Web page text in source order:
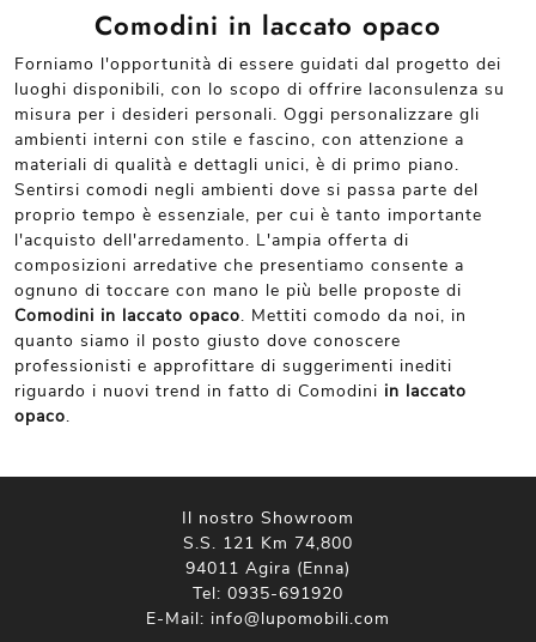
Comodini in laccato opaco
Forniamo l'opportunità di essere guidati dal progetto dei
luoghi disponibili, con lo scopo di offrire laconsulenza su
misura per i desideri personali. Oggi personalizzare gli
ambienti interni con stile e fascino, con attenzione a
materiali di qualità e dettagli unici, è di primo piano.
Sentirsi comodi negli ambienti dove si passa parte del
proprio tempo è essenziale, per cui è tanto importante
l'acquisto dell'arredamento. L'ampia offerta di
composizioni arredative che presentiamo consente a
ognuno di toccare con mano le più belle proposte di
Comodini in laccato opaco. Mettiti comodo da noi, in
quanto siamo il posto giusto dove conoscere
professionisti e approfittare di suggerimenti inediti
riguardo i nuovi trend in fatto di Comodini in laccato
opaco.
Il nostro Showroom
S.S. 121 Km 74,800
94011 Agira (Enna)
Tel: 0935-691920
E-Mail: info@lupomobili.com